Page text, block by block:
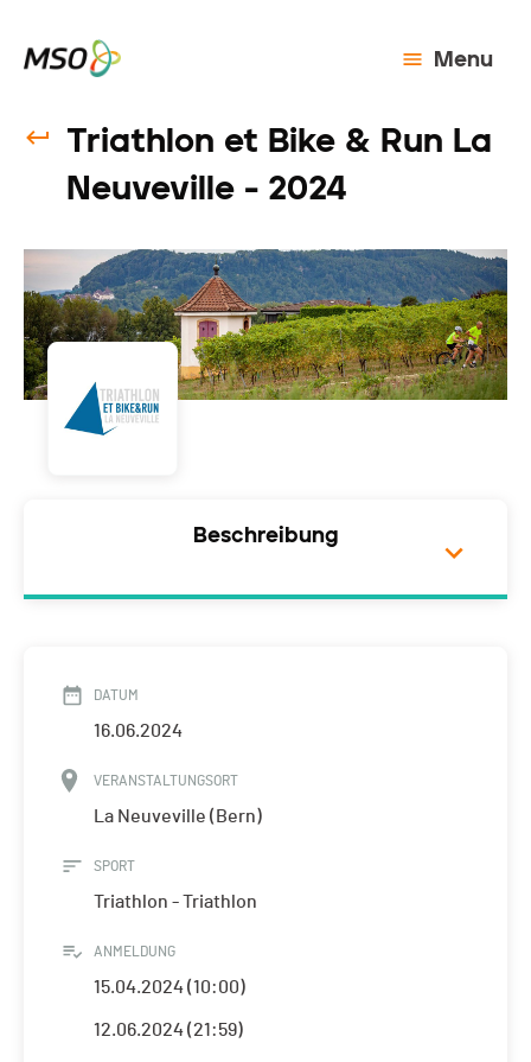
Menu
Triathlon et Bike & Run La
Neuveville - 2024
Beschreibung
DATUM
16.06.2024
VERANSTALTUNGSORT
La Neuveville (Bern)
SPORT
Triathlon - Triathlon
ANMELDUNG
15.04.2024 (10:00)
12.06.2024 (21:59)